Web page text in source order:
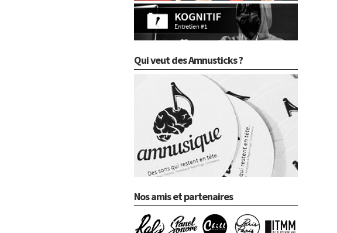
Qui veut des Amnusticks ?
Nos amis et partenaires